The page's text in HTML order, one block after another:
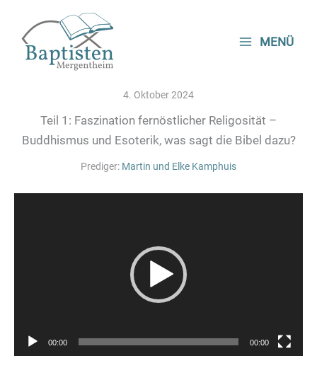
Inhalt
springen
MENÜ
4. Oktober 2024
Teil 1: Faszination fernöstlicher Religosität –
Buddhismus und Esoterik, was sagt die Bibel dazu?
Prediger: Martin und Elke Kamphuis
00:00 00:00